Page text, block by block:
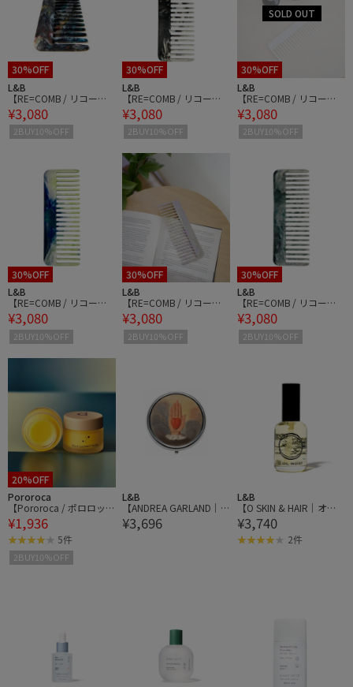
30%OFF
L&B
【RE=COMB / リコー
ム】COMB コーム
¥3,080
2BUY10%OFF
30%OFF
L&B
【RE=COMB / リコー
ム】COMB コーム
¥3,080
2BUY10%OFF
30%OFF
L&B
【RE=COMB / リコー
ム】COMB コーム
¥3,080
2BUY10%OFF
30%OFF
L&B
【RE=COMB / リコー
ム】COMB コーム
¥3,080
2BUY10%OFF
30%OFF
L&B
【RE=COMB / リコー
ム】COMB コーム
¥3,080
2BUY10%OFF
30%OFF
L&B
【RE=COMB / リコー
ム】COMB コーム
¥3,080
2BUY10%OFF
20%OFF
Pororoca
【Pororoca / ポロロッ
カ】マルチプロテクトバ
ーム
¥1,936
5件
2BUY10%OFF
L&B
【ANDREA GARLAND｜
アンドレアガーランド】
アロマリップ&ネイルバ
¥3,696
L&B
【O SKIN & HAIR｜オ
ー・スキン アンド ヘ
ア】O・OIL オー・オイ
ル 50ml
¥3,740
2件